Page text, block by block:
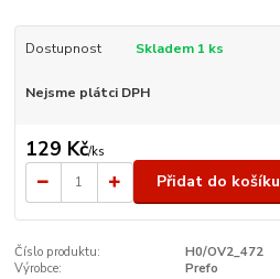
Dostupnost Skladem 1 ks
Nejsme plátci DPH
129 Kč/ks
Přidat do košíku
Číslo produktu:
H0/OV2_472
Výrobce:
Prefo